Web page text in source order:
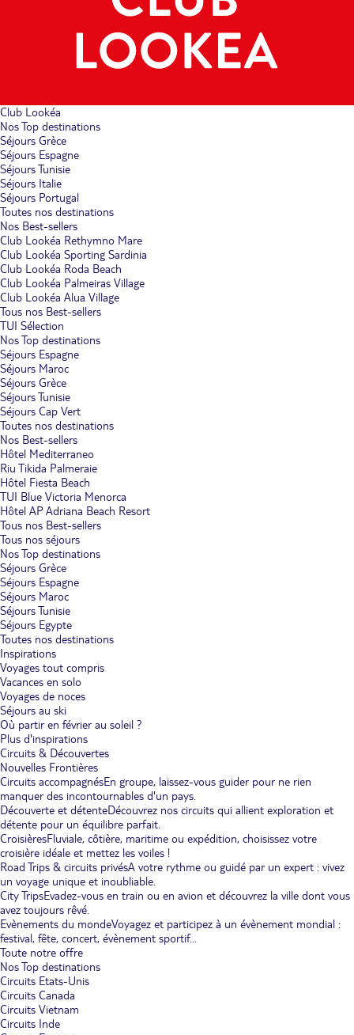
Club Lookéa
Nos Top destinations
Séjours Grèce
Séjours Espagne
Séjours Tunisie
Séjours Italie
Séjours Portugal
Toutes nos destinations
Nos Best-sellers
Club Lookéa Rethymno Mare
Club Lookéa Sporting Sardinia
Club Lookéa Roda Beach
Club Lookéa Palmeiras Village
Club Lookéa Alua Village
Tous nos Best-sellers
TUI Sélection
Nos Top destinations
Séjours Espagne
Séjours Maroc
Séjours Grèce
Séjours Tunisie
Séjours Cap Vert
Toutes nos destinations
Nos Best-sellers
Hôtel Mediterraneo
Riu Tikida Palmeraie
Hôtel Fiesta Beach
TUI Blue Victoria Menorca
Hôtel AP Adriana Beach Resort
Tous nos Best-sellers
Tous nos séjours
Nos Top destinations
Séjours Grèce
Séjours Espagne
Séjours Maroc
Séjours Tunisie
Séjours Egypte
Toutes nos destinations
Inspirations
Voyages tout compris
Vacances en solo
Voyages de noces
Séjours au ski
Où partir en février au soleil ?
Plus d'inspirations
Circuits & Découvertes
Nouvelles Frontières
Circuits accompagnésEn groupe, laissez-vous guider pour ne rien
manquer des incontournables d'un pays.
Découverte et détenteDécouvrez nos circuits qui allient exploration et
détente pour un équilibre parfait.
CroisièresFluviale, côtière, maritime ou expédition, choisissez votre
croisière idéale et mettez les voiles !
Road Trips & circuits privésA votre rythme ou guidé par un expert : vivez
un voyage unique et inoubliable.
City TripsEvadez-vous en train ou en avion et découvrez la ville dont vous
avez toujours rêvé.
Evènements du mondeVoyagez et participez à un évènement mondial :
festival, fête, concert, évènement sportif...
Toute notre offre
Nos Top destinations
Circuits Etats-Unis
Circuits Canada
Circuits Vietnam
Circuits Inde